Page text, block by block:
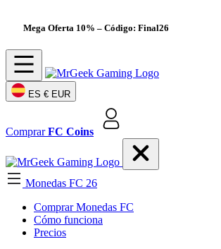
Mega Oferta 10% – Código: Final26
ES € EUR
ComprarFC Coins
Monedas FC 26
Comprar Monedas FC
Cómo funciona
Precios